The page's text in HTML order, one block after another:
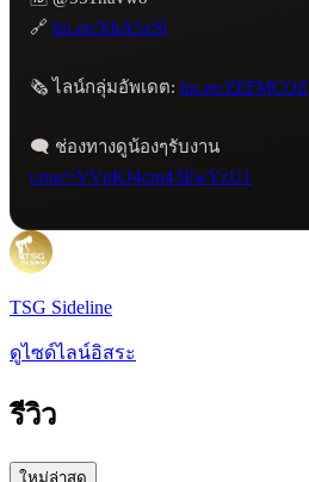
🔗 lin.ee/XbA5xSl
🗞️ ไลน์กลุ่มอัพเดต: lin.ee/ZEFMCOZ
t.me/+VVpKJ4cm43EwYzU1
TSG Sideline
ดูไซด์ไลน์อิสระ
รีวิว
ใหม่ล่าสุด